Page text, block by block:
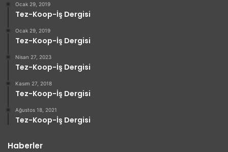
Ocak 29, 2019
Tez-Koop-İş Dergisi
Ocak 29, 2019
Tez-Koop-İş Dergisi
Nisan 27, 2023
Tez-Koop-İş Dergisi
Kasım 27, 2018
Tez-Koop-İş Dergisi
Ağustos 18, 2021
Tez-Koop-İş Dergisi
Haberler